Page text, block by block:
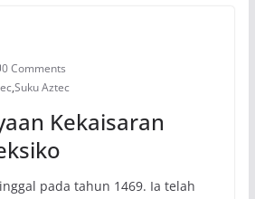
0 Comments
,Suku Aztec
Kekaisaran
pada tahun 1469. Ia telah